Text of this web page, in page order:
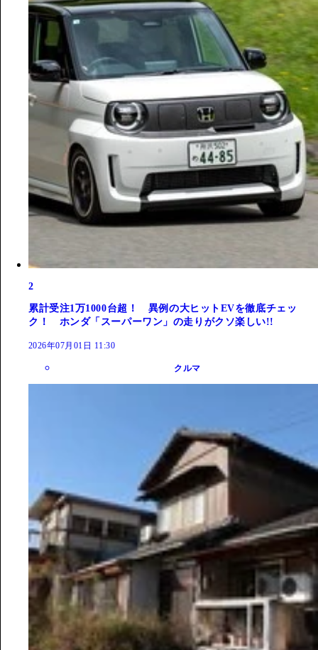
2
累計受注1万1000台超！ 異例の大ヒットEVを徹底チェッ
ク！ ホンダ「スーパーワン」の走りがクソ楽しい!!
2026年07月01日 11:30
クルマ